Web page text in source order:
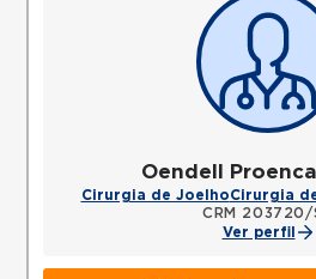
Oendell
Cirurgia de JoelhoCirurgia
CRM 203720/
Ver perfil